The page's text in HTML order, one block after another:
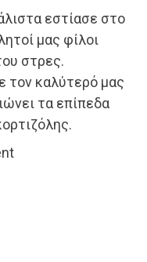
εστίασε στο
μας φίλοι
στρες.
τον καλύτερό μας
τα επίπεδα